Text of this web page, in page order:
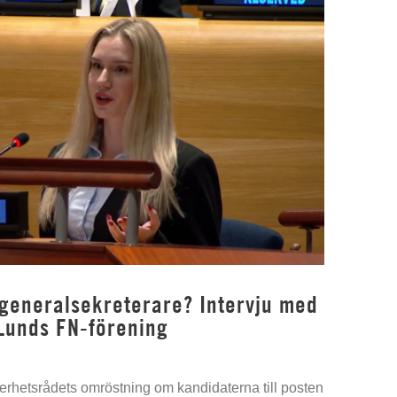
Intervju med
FN-förening
omröstning om kandidaterna till posten